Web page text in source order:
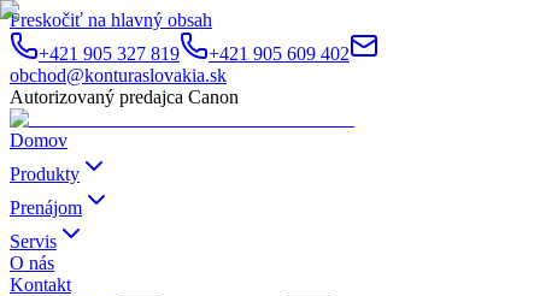
Preskočiť na hlavný obsah
+421 905 327 819
+421 905 609 402
obchod@konturaslovakia.sk
Autorizovaný predajca Canon
Domov
Produkty
Prenájom
Servis
O nás
Kontakt